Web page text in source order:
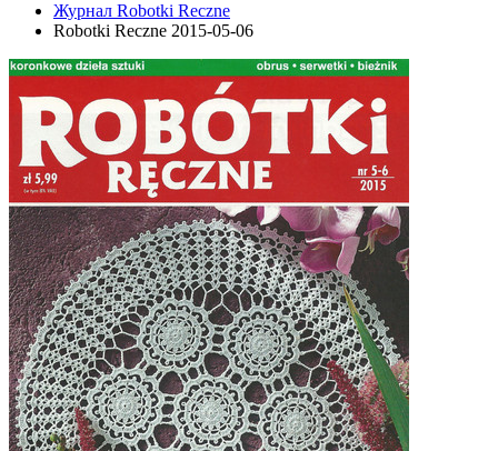
Журнал Robotki Reczne
Robotki Reczne 2015-05-06